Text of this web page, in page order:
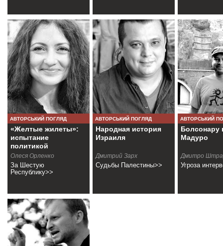
АВТОРСЬКИЙ ПОГЛЯД
«Желтые жилеты»:
испытание
политикой
Олеся Орленко
За Шестую
Республику>>
АВТОРСЬКИЙ ПОГЛЯД
Народная история
Израиля
Дмитрий Зарх
Судьбы Палестины>>
АВТОРСЬКИЙ
Болсонару
Мадуро
Дмитро
Угроза